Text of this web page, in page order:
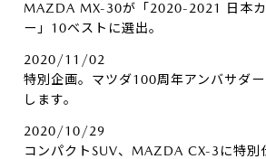
MAZDA MX-30が「2020-2021 日本カ
ー」10ベストに選出。
2020/11/02
特別企画。マツダ100周年アンバサダ
します。
2020/10/29
コンパクトSUV、MAZDA CX-3に特別